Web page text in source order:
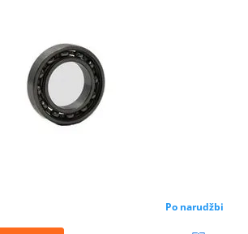
Po narudžbi